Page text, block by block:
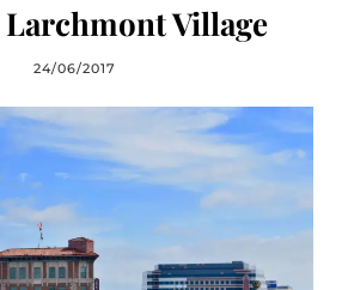
Larchmont Village
24/06/2017